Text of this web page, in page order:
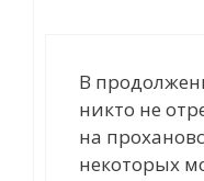
В
никто не
на
некоторых